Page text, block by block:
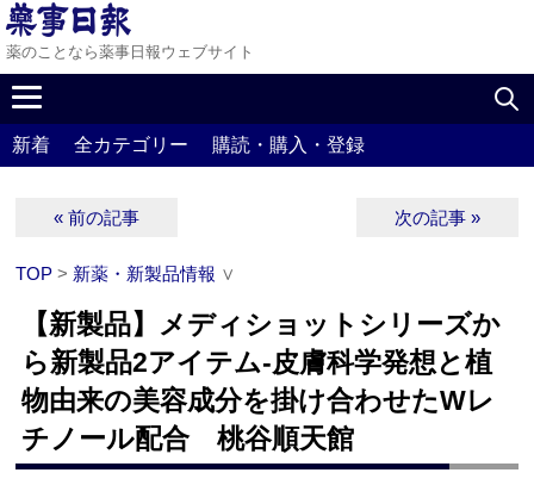
薬のことなら薬事日報ウェブサイト
新着 全カテゴリー 購読・購入・登録
« 前の記事 次の記事 »
TOP > 新薬・新製品情報 ∨
【新製品】メディショットシリーズか
ら新製品2アイテム‐皮膚科学発想と植
物由来の美容成分を掛け合わせたWレ
チノール配合 桃谷順天館